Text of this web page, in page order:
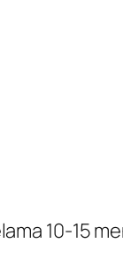
10-15